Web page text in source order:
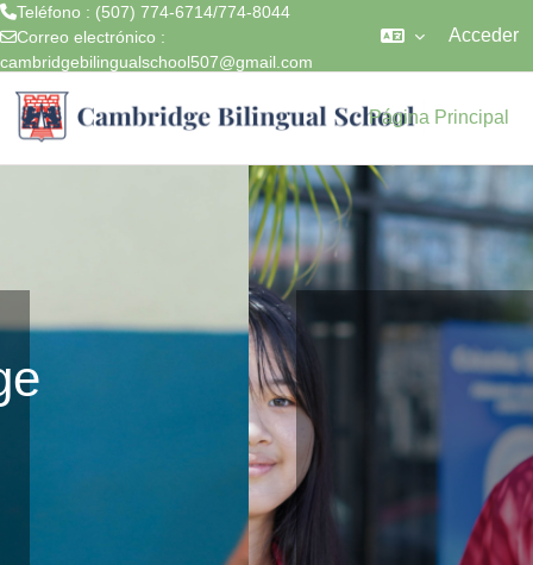
Teléfono : (507) 774-6714/774-8044
Correo electrónico :
cambridgebilingualschool507@gmail.com
Acceder
Página Principal